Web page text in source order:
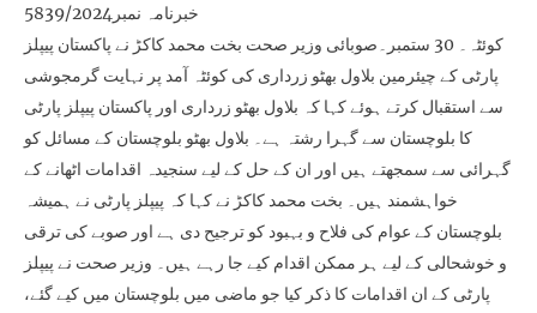
خبرنامہ نمبر5839/2024
کوئٹہ۔ 30 ستمبر۔صوبائی وزیر صحت بخت محمد کاکڑ نے پاکستان پیپلز
پارٹی کے چیئرمین بلاول بھٹو زرداری کی کوئٹہ آمد پر نہایت گرمجوشی
سے استقبال کرتے ہوئے کہا کہ بلاول بھٹو زرداری اور پاکستان پیپلز پارٹی
کا بلوچستان سے گہرا رشتہ ہے۔ بلاول بھٹو بلوچستان کے مسائل کو
گہرائی سے سمجھتے ہیں اور ان کے حل کے لیے سنجیدہ اقدامات اٹھانے کے
خواہشمند ہیں۔ بخت محمد کاکڑ نے کہا کہ پیپلز پارٹی نے ہمیشہ
بلوچستان کے عوام کی فلاح و بہبود کو ترجیح دی ہے اور صوبے کی ترقی
و خوشحالی کے لیے ہر ممکن اقدام کیے جا رہے ہیں۔ وزیر صحت نے پیپلز
پارٹی کے ان اقدامات کا ذکر کیا جو ماضی میں بلوچستان میں کیے گئے،